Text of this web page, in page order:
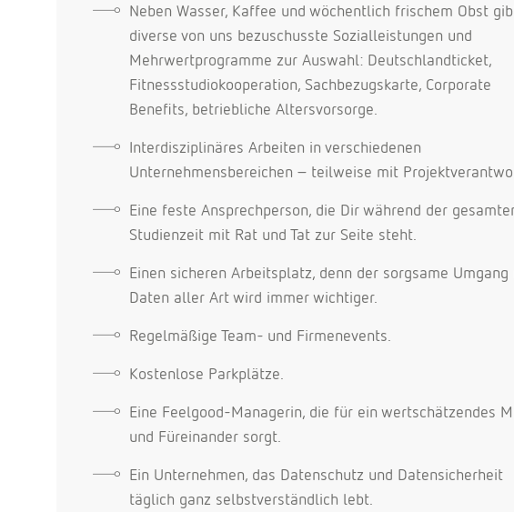
Neben Wasser, Kaffee und wöchentlich frischem Obst
diverse von uns bezuschusste Sozialleistungen und
Mehrwertprogramme zur Auswahl: Deutschlandticket,
Fitnessstudiokooperation, Sachbezugskarte, Corporate
Benefits, betriebliche Altersvorsorge.
Interdisziplinäres Arbeiten in verschiedenen
Unternehmensbereichen – teilweise mit
Eine feste Ansprechperson, die Dir während der
Studienzeit mit Rat und Tat zur Seite steht.
Einen sicheren Arbeitsplatz, denn der sorgsame
Daten aller Art wird immer wichtiger.
Regelmäßige Team- und Firmenevents.
Kostenlose Parkplätze.
Eine Feelgood-Managerin, die für ein wertschätzendes
und Füreinander sorgt.
Ein Unternehmen, das Datenschutz und Datensicherheit
täglich ganz selbstverständlich lebt.